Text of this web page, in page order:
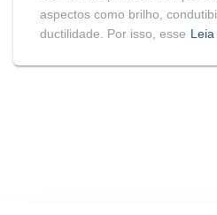
aspectos como brilho,
ductilidade. Por isso, esse Leia